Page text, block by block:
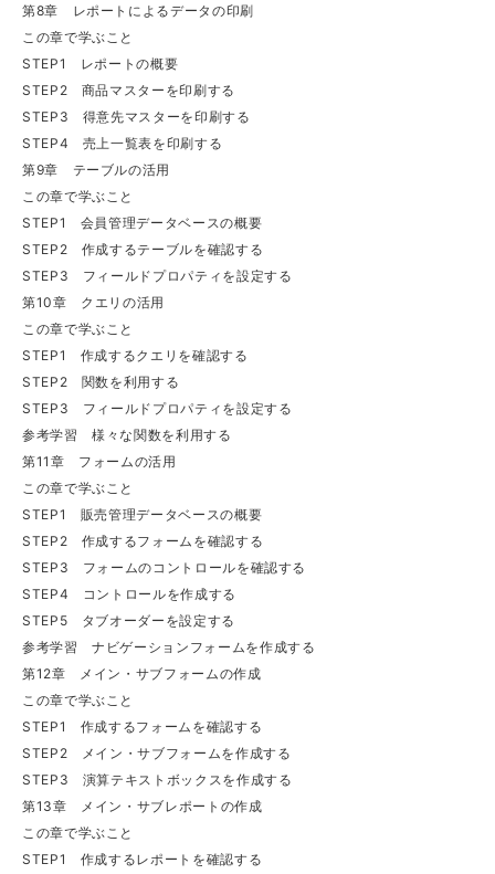
第8章 レポートによるデータの印刷
この章で学ぶこと
STEP1 レポートの概要
STEP2 商品マスターを印刷する
STEP3 得意先マスターを印刷する
STEP4 売上一覧表を印刷する
第9章 テーブルの活用
この章で学ぶこと
STEP1 会員管理データベースの概要
STEP2 作成するテーブルを確認する
STEP3 フィールドプロパティを設定する
第10章 クエリの活用
この章で学ぶこと
STEP1 作成するクエリを確認する
STEP2 関数を利用する
STEP3 フィールドプロパティを設定する
参考学習 様々な関数を利用する
第11章 フォームの活用
この章で学ぶこと
STEP1 販売管理データベースの概要
STEP2 作成するフォームを確認する
STEP3 フォームのコントロールを確認する
STEP4 コントロールを作成する
STEP5 タブオーダーを設定する
参考学習 ナビゲーションフォームを作成する
第12章 メイン・サブフォームの作成
この章で学ぶこと
STEP1 作成するフォームを確認する
STEP2 メイン・サブフォームを作成する
STEP3 演算テキストボックスを作成する
第13章 メイン・サブレポートの作成
この章で学ぶこと
STEP1 作成するレポートを確認する